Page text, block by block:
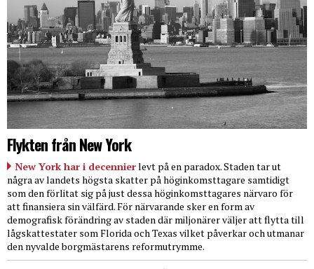
Flykten från New York
New York har i decennierlevt på en paradox. Staden tar ut
några av landets högsta skatter på höginkomsttagare samtidigt
som den förlitat sig på just dessa höginkomsttagares närvaro för
att finansiera sin välfärd. För närvarande sker en form av
demografisk förändring av staden där miljonärer väljer att flytta till
lågskattestater som Florida och Texas vilket påverkar och utmanar
den nyvalde borgmästarens reformutrymme.